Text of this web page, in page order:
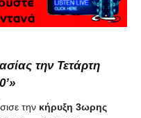
την Τετάρτη
την κήρυξη 3ωρης